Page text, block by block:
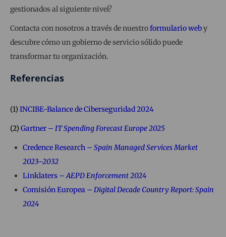
gestionados al siguiente nivel?
Contacta con nosotros a través de nuestroformulario weby
descubre cómo un gobierno de servicio sólido puede
transformar tu organización.
Referencias
(1) INCIBE-Balance de Ciberseguridad 2024
(2) Gartner – IT Spending Forecast Europe 2025
Credence Research – Spain Managed Services Market
2023–2032
Linklaters –AEPD Enforcement 2024
Comisión Europea – Digital Decade Country Report: Spain
2024